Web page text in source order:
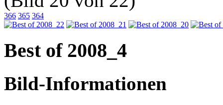
366 365 364
Best of 2008_4
Bild-Informationen